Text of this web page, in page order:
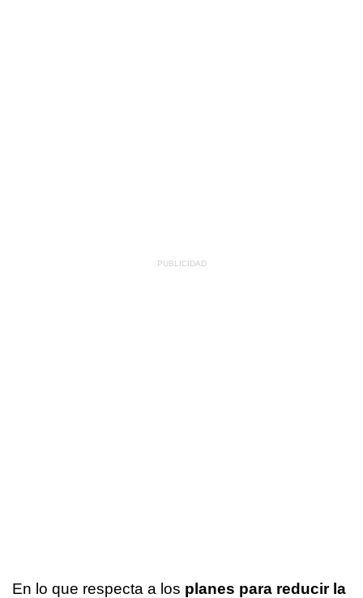
En lo que respecta a los planes para reducir la